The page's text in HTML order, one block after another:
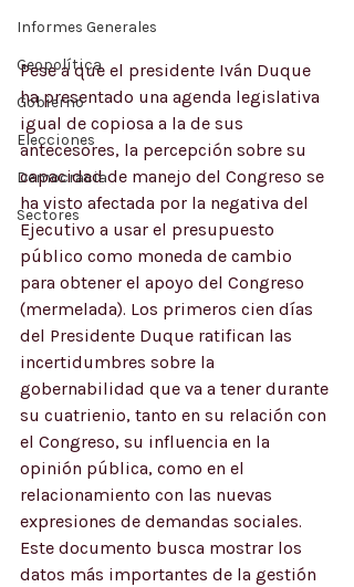
Informes Generales
Geopolítica
Gobierno
Elecciones
Democracia
Sectores
Pese a que el presidente Iván Duque
ha presentado una agenda legislativa
igual de copiosa a la de sus
antecesores, la percepción sobre su
capacidad de manejo del Congreso se
ha visto afectada por la negativa del
Ejecutivo a usar el presupuesto
público como moneda de cambio
para obtener el apoyo del Congreso
(mermelada). Los primeros cien días
del Presidente Duque ratifican las
incertidumbres sobre la
gobernabilidad que va a tener durante
su cuatrienio, tanto en su relación con
el Congreso, su influencia en la
opinión pública, como en el
relacionamiento con las nuevas
expresiones de demandas sociales.
Este documento busca mostrar los
datos más importantes de la gestión